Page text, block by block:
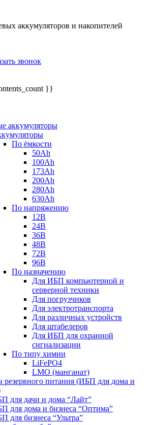
аккумуляторов и накопителей
звонок
}}
аккумуляторы
По ёмкости
50Ah
100Ah
173Ah
200Ah
280Ah
630Ah
По напряжению
12В
24В
36В
48В
72В
96В
По назначению
Для ИБП компьютерной и
серверной техники
Для погрузчиков
Для электротранспорта
Для различных устройств
Для штабелеров
Для ИБП для охранной
сигнализации
По типу химии
LiFePO4
LMO (манганат)
резервного питания (ИБП для дома и
для дачи и дома “Лайт”
для дома и бизнеса “Оптима”
для бизнеса “Ультра”